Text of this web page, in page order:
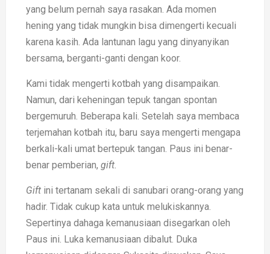
yang belum pernah saya rasakan. Ada momen
hening yang tidak mungkin bisa dimengerti kecuali
karena kasih. Ada lantunan lagu yang dinyanyikan
bersama, berganti-ganti dengan koor.
Kami tidak mengerti kotbah yang disampaikan.
Namun, dari keheningan tepuk tangan spontan
bergemuruh. Beberapa kali. Setelah saya membaca
terjemahan kotbah itu, baru saya mengerti mengapa
berkali-kali umat bertepuk tangan. Paus ini benar-
benar pemberian, gift.
Gift ini tertanam sekali di sanubari orang-orang yang
hadir. Tidak cukup kata untuk melukiskannya.
Sepertinya dahaga kemanusiaan disegarkan oleh
Paus ini. Luka kemanusiaan dibalut. Duka